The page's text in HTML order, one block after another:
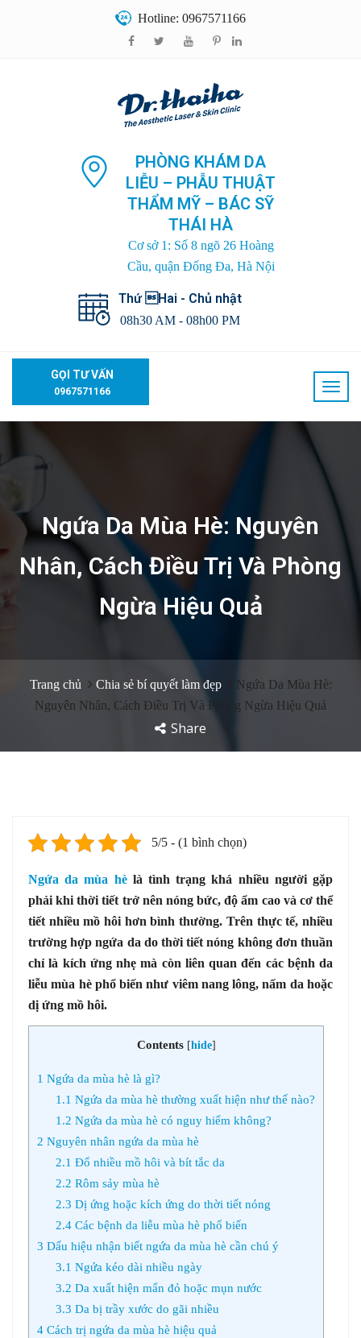
Hotline: 0967571166
PHÒNG KHÁM DA
LIỄU – PHẪU THUẬT
THẨM MỸ – BÁC SỸ
THÁI HÀ
Cơ sở 1: Số 8 ngõ 26 Hoàng
Cầu, quận Đống Đa, Hà Nội
Thứ Hai - Chủ nhật
08h30 AM - 08h00 PM
GỌI TƯ VẤN
0967571166
Ngứa Da Mùa Hè: Nguyên
Nhân, Cách Điều Trị Và Phòng
Ngừa Hiệu Quả
Trang chủ Chia sẻ bí quyết làm đẹp
Ngứa Da Mùa Hè:
Nguyên Nhân, Cách Điều Trị Và Phòng Ngừa Hiệu Quả
Share
5/5 - (1 bình chọn)
Ngứa da mùa hèlà tình trạng khá nhiều người gặp
phải khi thời tiết trở nên nóng bức, độ ẩm cao và cơ thể
tiết nhiều mồ hôi hơn bình thường. Trên thực tế, nhiều
trường hợp ngứa da do thời tiết nóng không đơn thuần
chỉ là kích ứng nhẹ mà còn liên quan đến các bệnh da
liễu mùa hè phổ biến như viêm nang lông, nấm da hoặc
dị ứng mồ hôi.
Contents [hide]
1 Ngứa da mùa hè là gì?
1.1 Ngứa da mùa hè thường xuất hiện như thế nào?
1.2 Ngứa da mùa hè có nguy hiểm không?
2 Nguyên nhân ngứa da mùa hè
2.1 Đổ nhiều mồ hôi và bít tắc da
2.2 Rôm sảy mùa hè
2.3 Dị ứng hoặc kích ứng do thời tiết nóng
2.4Các bệnh da liễu mùa hè phổ biến
3 Dấu hiệu nhận biết ngứa da mùa hè cần chú ý
3.1 Ngứa kéo dài nhiều ngày
3.2 Da xuất hiện mẩn đỏ hoặc mụn nước
3.3 Da bị trầy xước do gãi nhiều
4 Cách trị ngứa da mùa hè hiệu quả